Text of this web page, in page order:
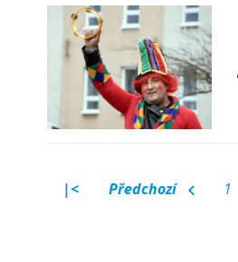
|< Předchozí 1